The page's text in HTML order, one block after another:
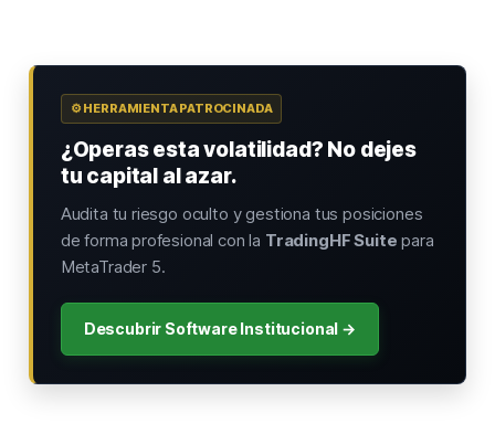
⚙️ HERRAMIENTA PATROCINADA
¿Operas esta volatilidad? No dejes
tu capital al azar.
Audita tu riesgo oculto y gestiona tus posiciones
de forma profesional con la TradingHF Suite para
MetaTrader 5.
Descubrir Software Institucional →